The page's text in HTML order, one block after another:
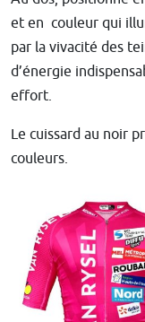
et en couleur qui
par la vivacité des
d’énergie
effort.
Le cuissard au noir
couleurs.